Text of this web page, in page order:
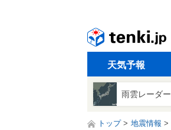
天気予報
雨雲レーダー
トップ 地震情報